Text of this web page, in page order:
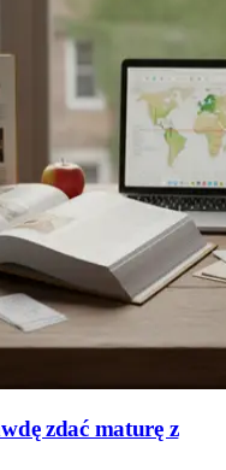
zdać maturę z